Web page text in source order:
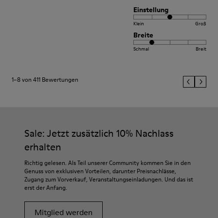
Einstellung
Klein Groß
Breite
Schmal Breit
1–8 von 411 Bewertungen
Sale: Jetzt zusätzlich 10% Nachlass
erhalten
Richtig gelesen. Als Teil unserer Community kommen Sie in den
Genuss von exklusiven Vorteilen, darunter Preisnachlässe,
Zugang zum Vorverkauf, Veranstaltungseinladungen. Und das ist
erst der Anfang.
Mitglied werden